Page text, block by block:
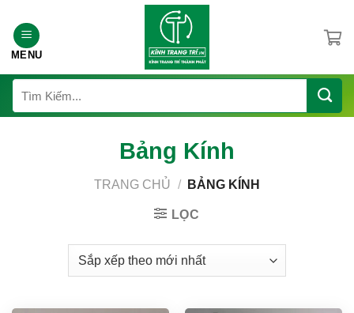
đến
nộiMENU
Tìm
kiếm:
Bảng Kính
TRANG CHỦ / BẢNG KÍNH
LỌC